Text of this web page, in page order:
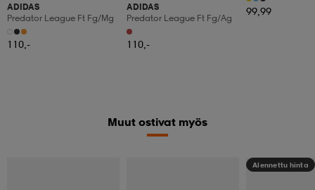
ADIDAS
Predator League Ft Fg/mg
110,-
ADIDAS
Predator League Ft Fg/ag
110,-
99,99
Muut ostivat myös
Alennettu hinta